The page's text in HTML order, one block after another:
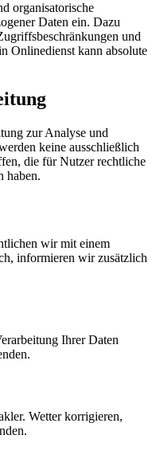
organisatorische
Daten ein. Dazu
und
Onlinedienst kann absolute
zur Analyse und
keine ausschließlich
die für Nutzer rechtliche
haben.
wir mit einem
informieren wir zusätzlich
Ihrer Daten
Wetter korrigieren,